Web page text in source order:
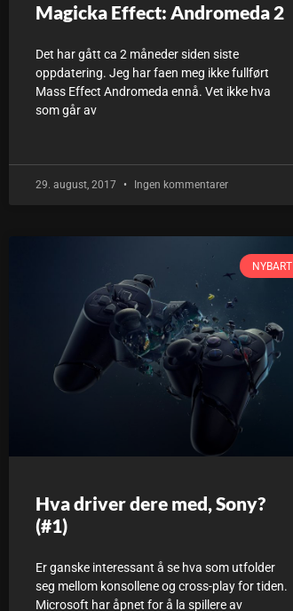
Magicka Effect: Andromeda 2
Det har gått ca 2 måneder siden siste
oppdatering. Jeg har faen meg ikke fullført
Mass Effect Andromeda ennå. Vet ikke hva
som går av
29. august, 2017 Ingen kommentarer
NYBART
Hva driver dere med, Sony?
(#1)
Er ganske interessant å se hva som utfolder
seg mellom konsollene og cross-play for tiden.
Microsoft har åpnet for å la spillere av